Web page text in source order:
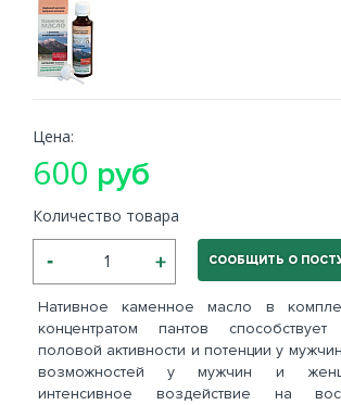
Нативное каменное масло в
концентратом пантов способствует
половой активности и потенции у
возможностей у мужчин и
интенсивное воздействие на
Цена:
600 руб
Количество товара
СООБЩИТЬ О